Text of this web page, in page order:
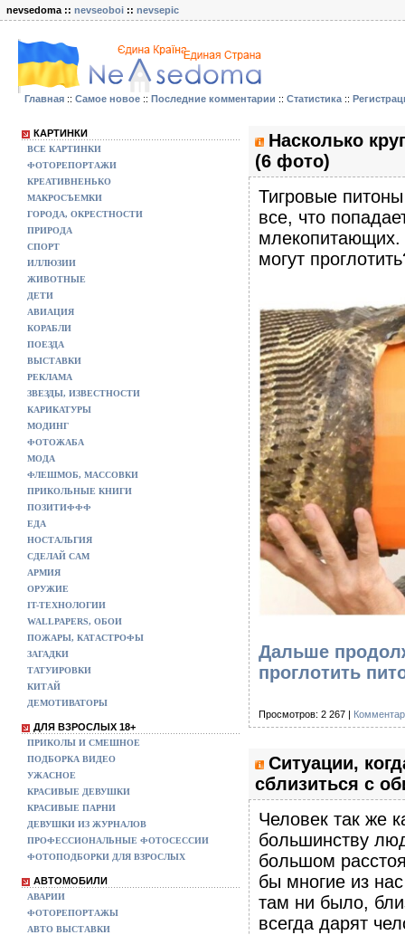
nevsedoma :: nevseoboi :: nevsepic
Главная :: Самое новое :: Последние комментарии :: Статистика ::
КАРТИНКИ
ВСЕ КАРТИНКИ
ФОТОРЕПОРТАЖИ
КРЕАТИВНЕНЬКО
МАКРОСЪЕМКИ
ГОРОДА, ОКРЕСТНОСТИ
ПРИРОДА
СПОРТ
ИЛЛЮЗИИ
ЖИВОТНЫЕ
ДЕТИ
АВИАЦИЯ
КОРАБЛИ
ПОЕЗДА
ВЫСТАВКИ
РЕКЛАМА
ЗВЕЗДЫ, ИЗВЕСТНОСТИ
КАРИКАТУРЫ
МОДИНГ
ФОТОЖАБА
МОДА
ФЛЕШМОБ, МАССОВКИ
ПРИКОЛЬНЫЕ КНИГИ
ПОЗИТИФФФ
ЕДА
НОСТАЛЬГИЯ
СДЕЛАЙ САМ
АРМИЯ
ОРУЖИЕ
IT-ТЕХНОЛОГИИ
WALLPAPERS, ОБОИ
ПОЖАРЫ, КАТАСТРОФЫ
ЗАГАДКИ
ТАТУИРОВКИ
КИТАЙ
ДЕМОТИВАТОРЫ
ДЛЯ ВЗРОСЛЫХ 18+
ПРИКОЛЫ И СМЕШНОЕ
ПОДБОРКА ВИДЕО
УЖАСНОЕ
КРАСИВЫЕ ДЕВУШКИ
КРАСИВЫЕ ПАРНИ
ДЕВУШКИ ИЗ ЖУРНАЛОВ
ПРОФЕССИОНАЛЬНЫЕ ФОТОСЕССИИ
ФОТОПОДБОРКИ ДЛЯ ВЗРОСЛЫХ
АВТОМОБИЛИ
АВАРИИ
ФОТОРЕПОРТАЖЫ
АВТО ВЫСТАВКИ
Насколько
(6 фото)
Тигровые
все, что
млекопитающих.
могут
Дальше
проглотить
Просмотров: 2 267 |
Ситуации,
сблизиться с
Человек так же
большинству
большом
бы многие из
там ни было,
всегда дарят